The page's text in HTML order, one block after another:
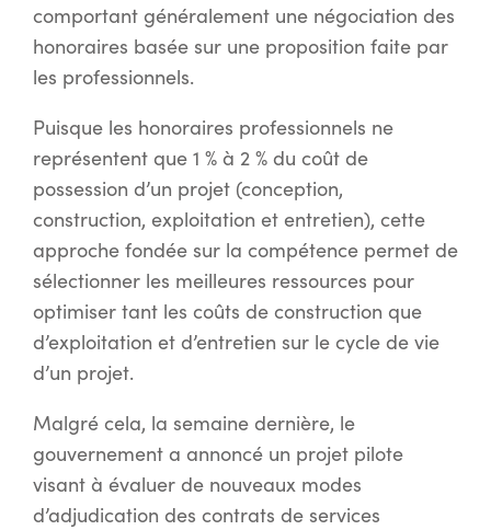
comportant généralement une négociation des
honoraires basée sur une proposition faite par
les professionnels.
Puisque les honoraires professionnels ne
représentent que 1 % à 2 % du coût de
possession d’un projet (conception,
construction, exploitation et entretien), cette
approche fondée sur la compétence permet de
sélectionner les meilleures ressources pour
optimiser tant les coûts de construction que
d’exploitation et d’entretien sur le cycle de vie
d’un projet.
Malgré cela, la semaine dernière, le
gouvernement a annoncé un projet pilote
visant à évaluer de nouveaux modes
d’adjudication des contrats de services